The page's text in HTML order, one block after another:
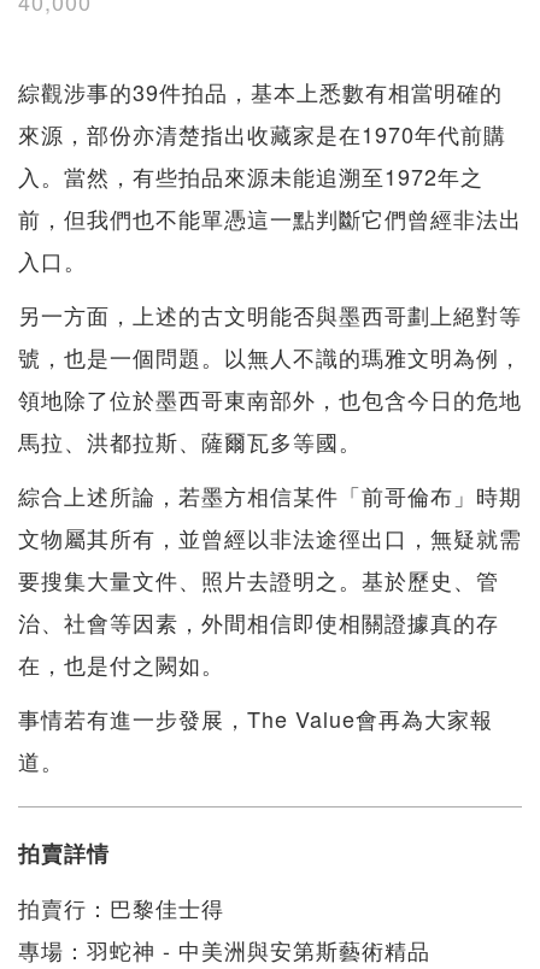
綜觀涉事的39件拍品，基本上悉數有相當明確的
來源，部份亦清楚指出收藏家是在1970年代前購
入。當然，有些拍品來源未能追溯至1972年之
前，但我們也不能單憑這一點判斷它們曾經非法出
入口。
另一方面，上述的古文明能否與墨西哥劃上絕對等
號，也是一個問題。以無人不識的瑪雅文明為例，
領地除了位於墨西哥東南部外，也包含今日的危地
馬拉、洪都拉斯、薩爾瓦多等國。
綜合上述所論，若墨方相信某件「前哥倫布」時期
文物屬其所有，並曾經以非法途徑出口，無疑就需
要搜集大量文件、照片去證明之。基於歷史、管
治、社會等因素，外間相信即使相關證據真的存
在，也是付之闕如。
事情若有進一步發展，The Value會再為大家報
道。
拍賣詳情
拍賣行：巴黎佳士得
專場：羽蛇神 - 中美洲與安第斯藝術精品